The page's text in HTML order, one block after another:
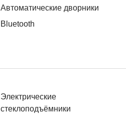
Автоматические дворники
Bluetooth
Электрические
стеклоподъёмники